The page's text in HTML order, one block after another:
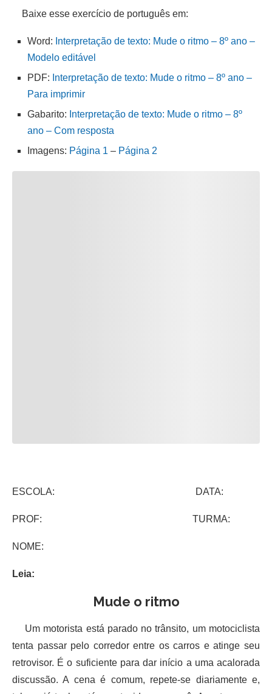
Baixe esse exercício de português em:
Word: Interpretação de texto: Mude o ritmo – 8º ano –
Modelo editável
PDF: Interpretação de texto: Mude o ritmo – 8º ano –
Para imprimir
Gabarito: Interpretação de texto: Mude o ritmo – 8º
ano – Com resposta
Imagens: Página 1 – Página 2
ESCOLA: DATA:
PROF: TURMA:
NOME:
Leia:
Mude o ritmo
Um motorista está parado no trânsito, um motociclista
tenta passar pelo corredor entre os carros e atinge seu
retrovisor. É o suficiente para dar início a uma acalorada
discussão. A cena é comum, repete-se diariamente e,